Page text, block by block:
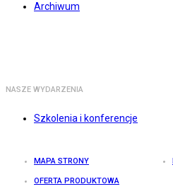
Archiwum
NASZE WYDARZENIA
Szkolenia i konferencje
MAPA STRONY
OFERTA PRODUKTOWA